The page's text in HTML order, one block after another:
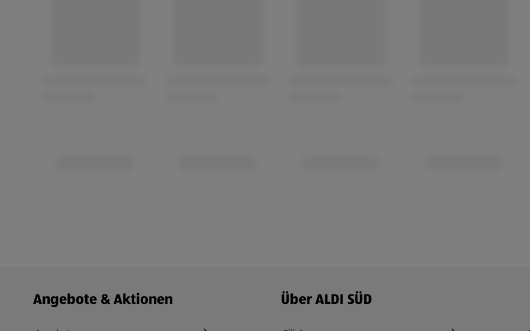
Fußzeilenmenü - weitere Links
Angebote & Aktionen Über ALDI SÜD